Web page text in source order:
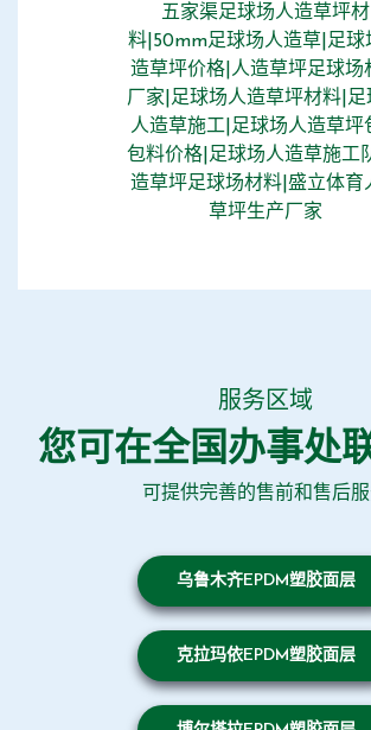
五家渠足球场人造草坪材
料|50mm足球场人造草|足球
造草坪价格|人造草坪足球场
厂家|足球场人造草坪材料|足
人造草施工|足球场人造草坪
包料价格|足球场人造草施工
造草坪足球场材料|盛立体育
草坪生产厂家
服务区域
您可在全国办事处
可提供完善的售前和售后
乌鲁木齐EPDM塑胶面层
克拉玛依EPDM塑胶面层